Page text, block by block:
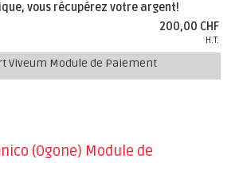
vous récupérez votre argent!
200,00 CHF
H.T.
Viveum Module de Paiement
(Ogone) Module de